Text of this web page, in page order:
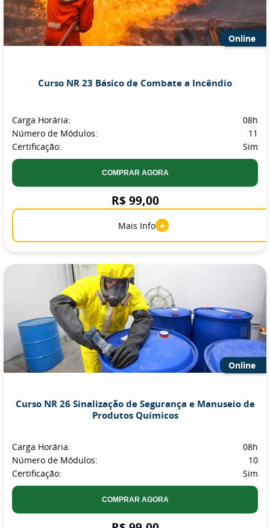
Online
Curso NR 23 Básico de Combate a Incêndio
Carga Horária:
08h
Número de Módulos:
11
Certificação:
Sim
COMPRAR AGORA
R$ 99,00
Mais Info +
Online
Curso NR 26 Sinalização de Segurança e Manuseio de
Produtos Químicos
Carga Horária:
08h
Número de Módulos:
10
Certificação:
Sim
COMPRAR AGORA